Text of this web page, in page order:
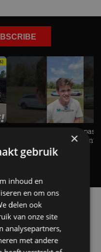
Welke elektrische auto past
De EV Experience geeft
op je vraag! - AutoRAI TV
informatie, modellen
×
gebruik
inhoud en
en om ons
delen ook
van onze site
analysepartners,
met andere